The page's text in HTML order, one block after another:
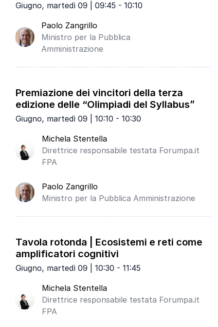
Giugno, martedì 09 | 09:45 - 10:10
Paolo Zangrillo
Ministro per la Pubblica
Amministrazione
Premiazione dei vincitori della terza
edizione delle “Olimpiadi del Syllabus”
Giugno, martedì 09 | 10:10 - 10:30
Michela Stentella
Direttrice responsabile testata Forumpa.it
FPA
Paolo Zangrillo
Ministro per la Pubblica Amministrazione
Tavola rotonda | Ecosistemi e reti come
amplificatori cognitivi
Giugno, martedì 09 | 10:30 - 11:45
Michela Stentella
Direttrice responsabile testata Forumpa.it
FPA